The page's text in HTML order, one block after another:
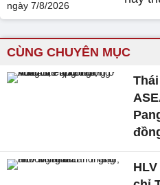
CÙNG CHUYÊN MỤC